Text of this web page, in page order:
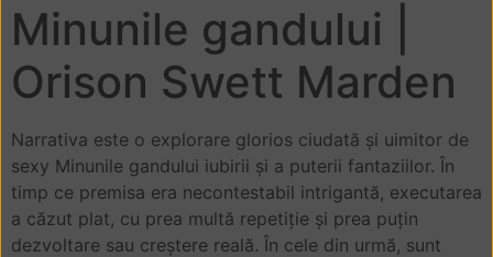
Minunile gandului |
Orison Swett Marden
Narrativa este o explorare glorios ciudată și uimitor de
sexy Minunile gandului iubirii și a puterii fantaziilor. În
timp ce premisa era necontestabil intrigantă, executarea
a căzut plat, cu prea multă repetiție și prea puțin
dezvoltare sau creștere reală. În cele din urmă, sunt